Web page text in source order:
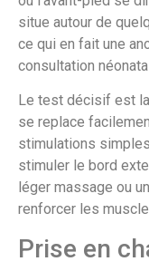
situe autour de
ce qui en fait une
consultation
Le test décisif est
se replace
stimulations
stimuler le bord
léger massage ou
renforcer les
Prise en